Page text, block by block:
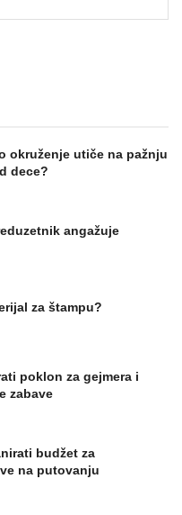
okruženje utiče na pažnju
dece?
angažuje
za štampu?
poklon za gejmera i
zabave
budžet za
na putovanju